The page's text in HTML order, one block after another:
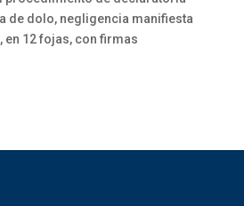
de dolo, negligencia manifiesta
en 12 fojas, con firmas